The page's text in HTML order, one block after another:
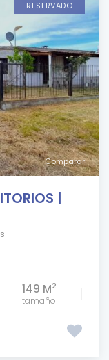
Comparar
RESERVADO
|
149 M2
tamaño